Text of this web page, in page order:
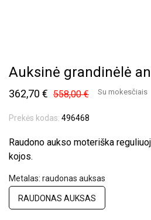
Auksinė grandinėlė
362,70 € 558,00 € Su mokesčiais
Prekės kodas: 496468
Raudono aukso moteriška
kojos.
Metalas: raudonas auksas
RAUDONAS AUKSAS